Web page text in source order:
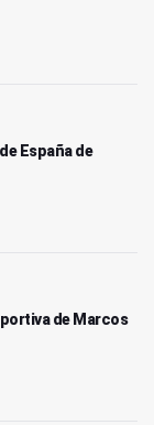
España de
de Marcos